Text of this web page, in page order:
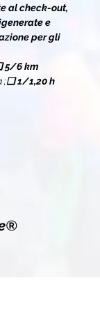
al check-out,
e
per gli
5/6 km
;❏ 1/1,20 h